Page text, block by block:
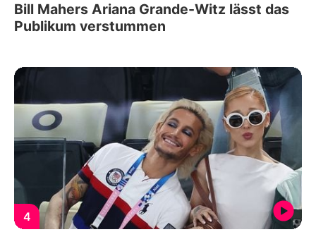
Bill Mahers Ariana Grande-Witz lässt das
Publikum verstummen
4